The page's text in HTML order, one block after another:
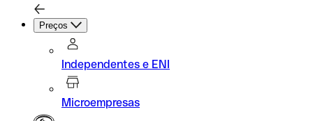
Preços
Independentes e ENI
Microempresas